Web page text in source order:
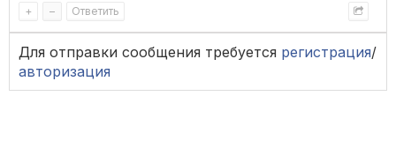
+ – Ответить
Для отправки сообщения требуется регистрация/
авторизация